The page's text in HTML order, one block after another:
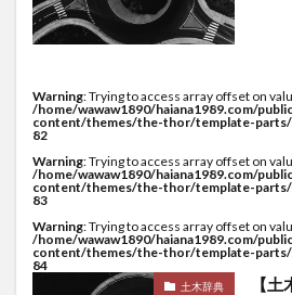
Warning: Trying to access array offset on
/home/wawaw1890/haiana1989.com/
content/themes/the-thor/template-parts/
82
Warning: Trying to access array offset on
/home/wawaw1890/haiana1989.com/
content/themes/the-thor/template-parts/
83
Warning: Trying to access array offset on
/home/wawaw1890/haiana1989.com/
content/themes/the-thor/template-parts/
84
土木辞典
【土